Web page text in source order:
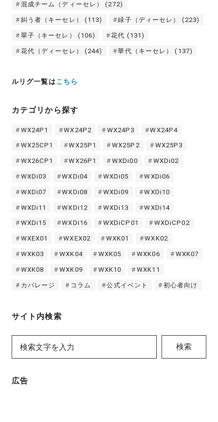
混成チーム（ディーセレ） (272)
糾う者（キーセレ） (113) 緑子（ディーセレ） (223)
翠子（キーセレ） (106) 花代 (131)
花代（ディーセレ） (244) 華代（キーセレ） (137)
ルリグ一覧はこちら
カテゴリから探す
WX24P1 WX24P2 WX24P3 WX24P4
WX25CP1 WX25P1 WX25P2 WX25P3
WX26CP1 WX26P1 WXDi00 WXDi02
WXDi03 WXDi04 WXDi05 WXDi06
WXDi07 WXDi08 WXDi09 WXDi10
WXDi11 WXDi12 WXDi13 WXDi14
WXDi15 WXDi16 WXDiCP01 WXDiCP02
WXEX01 WXEX02 WXK01 WXK02
WXK03 WXK04 WXK05 WXK06 WXK07
WXK08 WXK09 WXK10 WXK11
カバレージ コラム 公式イベント 初心者向け
サイト内検索
検索
広告